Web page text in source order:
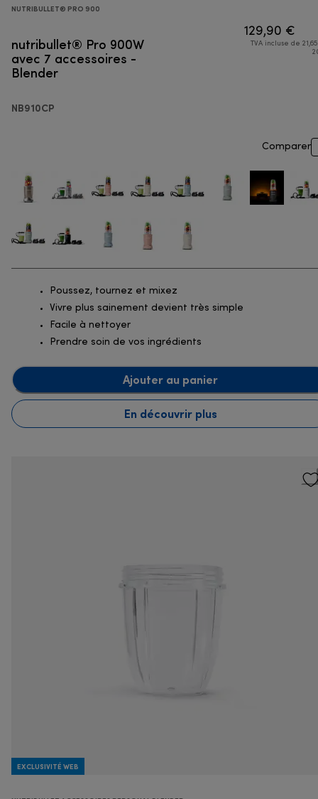
NUTRIBULLET® PRO 900
nutribullet® Pro 900W
avec 7 accessoires -
Blender
NB910CP
129,90 €
TVA incluse de
Comparer
Poussez, tournez et mixez
Vivre plus sainement devient très simple
Facile à nettoyer
Prendre soin de vos ingrédients
Ajouter au panier
En découvrir plus
EXCLUSIVITÉ WEB